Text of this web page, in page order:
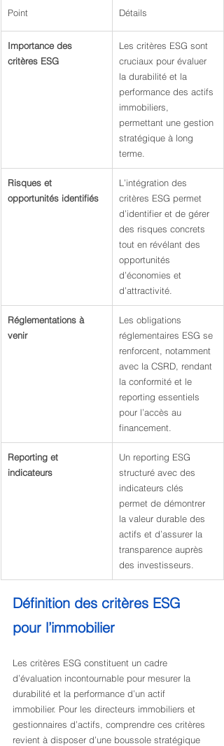
Point Détails
Importance des
critères ESG
Les critères ESG sont
cruciaux pour évaluer
la durabilité et la
performance des actifs
immobiliers,
permettant une gestion
stratégique à long
terme.
Risques et
opportunités identifiés
L’intégration des
critères ESG permet
d’identifier et de gérer
des risques concrets
tout en révélant des
opportunités
d’économies et
d’attractivité.
Réglementations à
venir
Les obligations
réglementaires ESG se
renforcent, notamment
avec la CSRD, rendant
la conformité et le
reporting essentiels
pour l’accès au
financement.
Reporting et
indicateurs
Un reporting ESG
structuré avec des
indicateurs clés
permet de démontrer
la valeur durable des
actifs et d’assurer la
transparence auprès
des investisseurs.
Définition des critères ESG
pour l’immobilier
Les critères ESG constituent un cadre
d’évaluation incontournable pour mesurer la
durabilité et la performance d’un actif
immobilier. Pour les directeurs immobiliers et
gestionnaires d’actifs, comprendre ces critères
revient à disposer d’une boussole stratégique